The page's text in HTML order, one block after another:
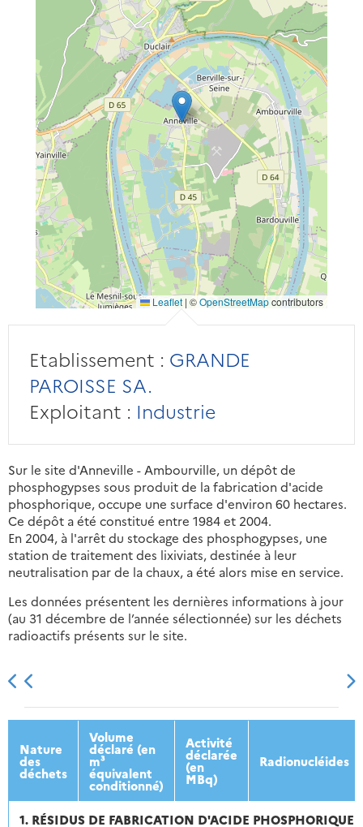
Leaflet | ©OpenStreetMapcontributors
Etablissement : GRANDE
PAROISSE SA.
Exploitant : Industrie
Sur le site d'Anneville - Ambourville, un dépôt de
phosphogypses sous produit de la fabrication d'acide
phosphorique, occupe une surface d'environ 60 hectares.
Ce dépôt a été constitué entre 1984 et 2004.
En 2004, à l'arrêt du stockage des phosphogypses, une
station de traitement des lixiviats, destinée à leur
neutralisation par de la chaux, a été alors mise en service.
Les données présentent les dernières informations à jour
(au 31 décembre de l’année sélectionnée) sur les déchets
radioactifs présents sur le site.
2013 2014 2015 2016
Nature
des
déchets
Volume
déclaré (en
m³
équivalent
conditionné)
Activité
déclarée
(en
MBq)
Radionucléides
1. RÉSIDUS DE FABRICATION D'ACIDE PHOSPHORIQUE